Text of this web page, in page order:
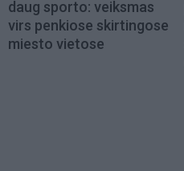
daug sporto: veiksmas
virs penkiose skirtingose
miesto vietose